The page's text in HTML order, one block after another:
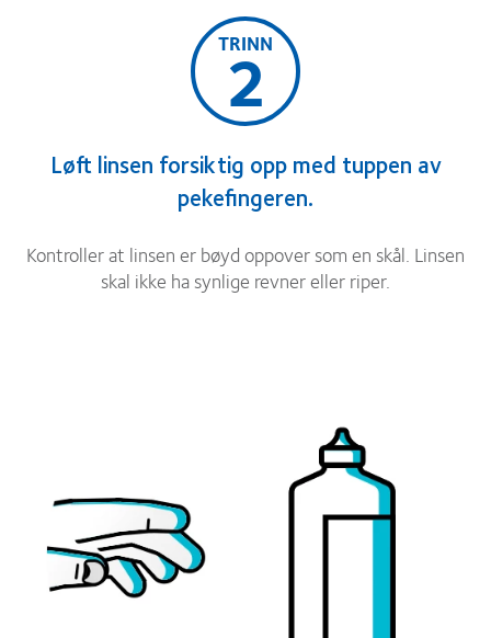
TRINN
2
Løft linsen forsiktig opp med tuppen av
pekefingeren.
Kontroller at linsen er bøyd oppover som en skål. Linsen
skal ikke ha synlige revner eller riper.